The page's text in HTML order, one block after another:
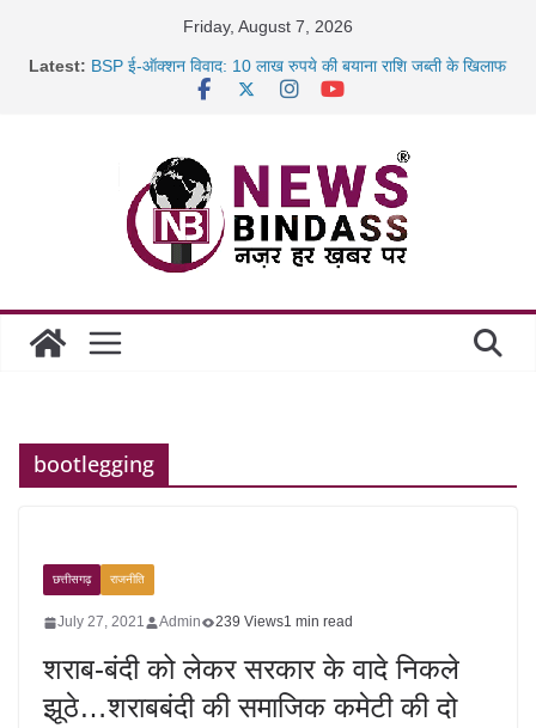
Friday, August 7, 2026
Latest: BSP ई-ऑक्शन विवाद: 10 लाख रुपये की बयाना राशि जब्ती के खिलाफ
साइबर ठगी पर दुर्ग पुलिस का बड़ा एक्शन: 13 म्यूल बैंक खाताधारक
गिरफ्तार
bootlegging
छत्तीसगढ़ राजनीति
July 27, 2021 Admin 239 Views1 min read
शराब-बंदी को लेकर सरकार के वादे निकले
झूठे…शराबबंदी की समाजिक कमेटी की दो